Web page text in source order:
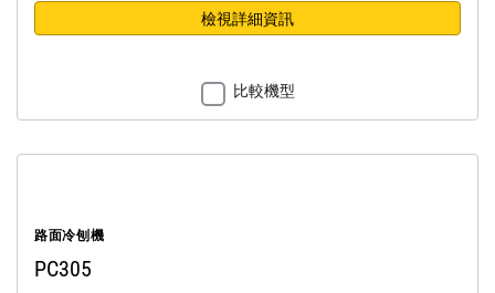
檢視詳細資訊
比較機型
路面冷刨機
PC305